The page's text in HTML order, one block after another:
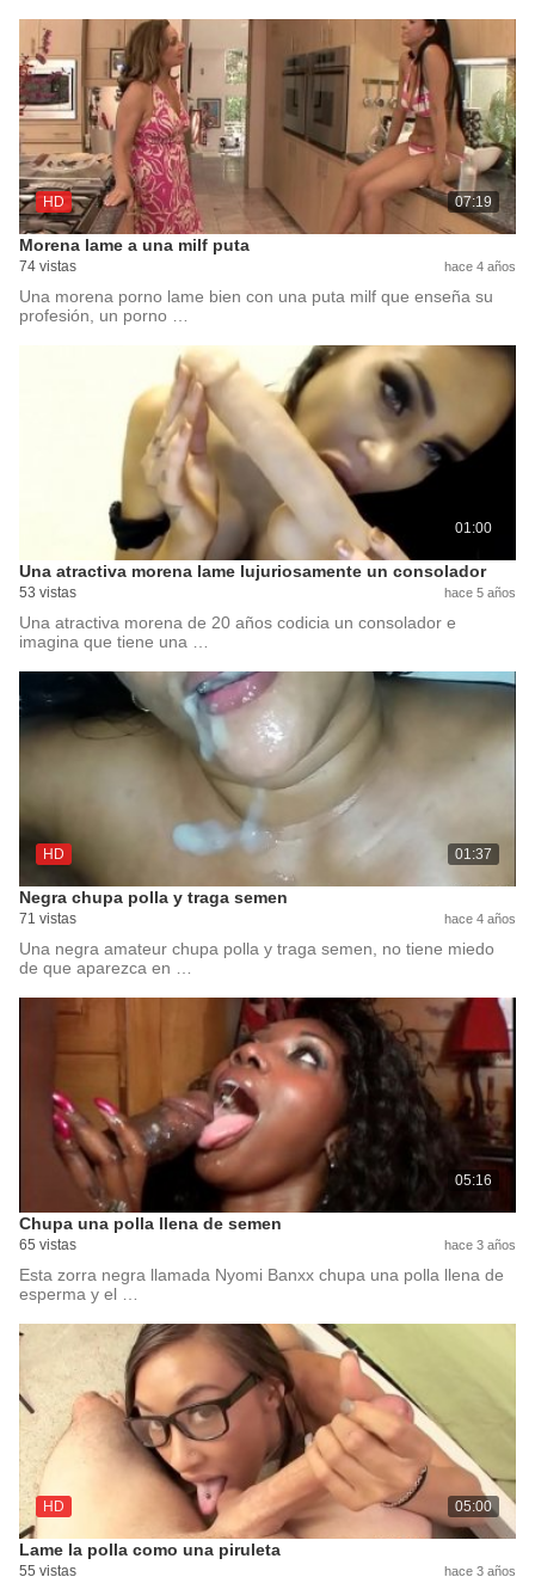
HD 07:19
Morena lame a una milf puta
74 vistas hace 4 años
Una morena porno lame bien con una puta milf que enseña su
profesión, un porno …
01:00
Una atractiva morena lame lujuriosamente un consolador
53 vistas hace 5 años
Una atractiva morena de 20 años codicia un consolador e
imagina que tiene una …
HD 01:37
Negra chupa polla y traga semen
71 vistas hace 4 años
Una negra amateur chupa polla y traga semen, no tiene miedo
de que aparezca en …
05:16
Chupa una polla llena de semen
65 vistas hace 3 años
Esta zorra negra llamada Nyomi Banxx chupa una polla llena de
esperma y el …
HD 05:00
Lame la polla como una piruleta
55 vistas hace 3 años